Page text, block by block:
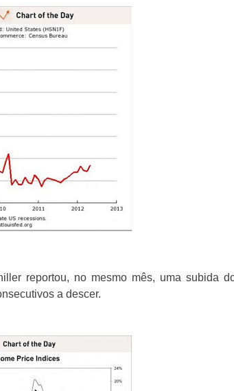
reportou, no mesmo mês, uma subida
a descer.